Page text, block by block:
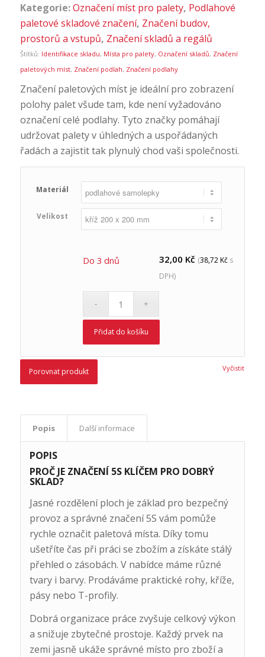
Kategorie:Označení míst pro palety, Podlahové
paletové skladové značení, Značení budov,
prostorů a vstupů, Značení skladů a regálů
Štítků: Identifikace skladu, Místa pro palety, Označení skladů, Značení
paletových míst, Značení podlah, Značení podlahy
Značení paletových míst je ideální pro zobrazení
polohy palet všude tam, kde není vyžadováno
označení celé podlahy. Tyto značky pomáhají
udržovat palety v úhledných a uspořádaných
řadách a zajistit tak plynulý chod vaši společnosti.
Materiál
Velikost
Vyčistit
32,00 Kč (38,72Kč s
DPH)
Do 3 dnů
Přidat do košíku
Porovnat produkt
Popis Další informace
POPIS
PROČ JE ZNAČENÍ 5S KLÍČEM PRO DOBRÝ
SKLAD?
Jasné rozdělení ploch je základ pro bezpečný
provoz a správné značení 5S vám pomůže
rychle označit paletová místa. Díky tomu
ušetříte čas při práci se zbožím a získáte stálý
přehled o zásobách. V nabídce máme různé
tvary i barvy. Prodáváme praktické rohy, kříže,
pásy nebo T-profily.
Dobrá organizace práce zvyšuje celkový výkon
a snižuje zbytečné prostoje. Každý prvek na
zemi jasně ukáže správné místo pro zboží a